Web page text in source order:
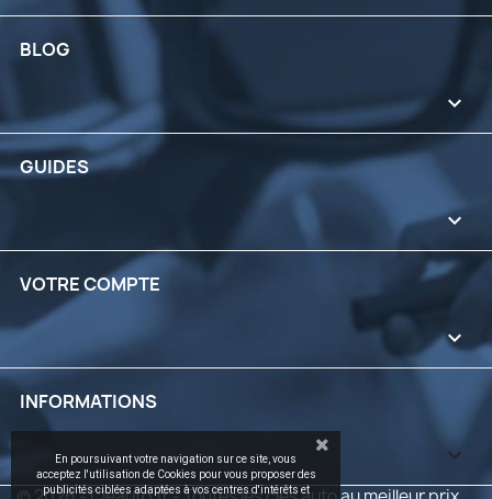
BLOG

GUIDES

VOTRE COMPTE

INFORMATIONS
keyboard_arrow_down
En poursuivant votre navigation sur ce site, vous
acceptez l'utilisation de Cookies pour vous proposer des
publicités ciblées adaptées à vos centres d'intérêts et